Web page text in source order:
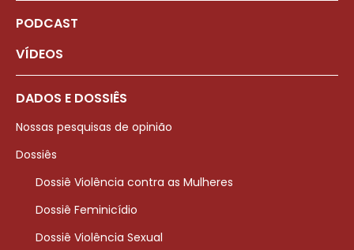
PODCAST
VÍDEOS
DADOS E DOSSIÊS
Nossas pesquisas de opinião
Dossiês
Dossiê Violência contra as Mulheres
Dossiê Feminicídio
Dossiê Violência Sexual